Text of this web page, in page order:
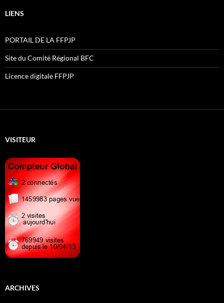
LIENS
PORTAIL DE LA FFPJP
Site du Comité Régional BFC
Licence digitale FFPJP
VISITEUR
ARCHIVES